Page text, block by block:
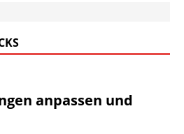
anpassen und